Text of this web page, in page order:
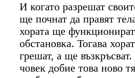
И когато разрешат
ще почнат да правят
хората ще
обстановка. Тогава
грешат, а ще
човек добие това ново